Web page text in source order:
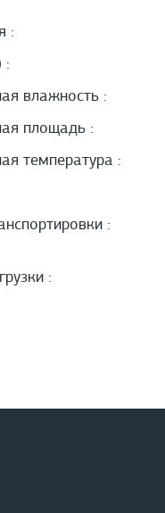
:
:
влажность :
площадь :
температура :
:
: